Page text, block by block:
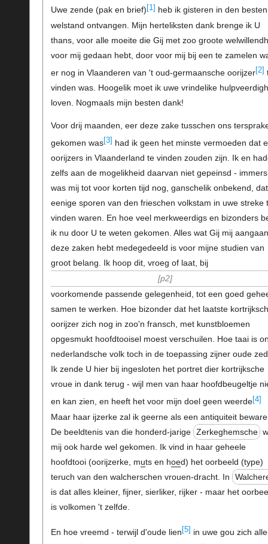
Uwe zende (pak en brief) [1] heb ik gisteren in den besten
welstand ontvangen. Mijn herteliksten dank brenge ik U
thans, voor alle moeite die Gij met zoo groote
voor mij gedaan hebt, door voor mij bij een te zamelen
er nog in Vlaanderen van 't oud-germaansche oorijzer[2]
vinden was. Hoogelik moet ik uwe vrindelike
loven. Nogmaals mijn besten dank!
Voor drij maanden, eer deze zake tusschen ons
gekomen was[3]
had ik geen het minste vermoeden dat
oorijzers in Vlaanderland te vinden zouden zijn. Ik en
zelfs aan de mogelikheid daarvan niet gepeinsd - immers
was mij tot voor korten tijd nog, ganschelik onbekend,
eenige sporen van den frieschen volkstam in uwe streke
vinden waren. En hoe veel merkweerdigs en bizonders
ik nu door U te weten gekomen. Alles wat Gij mij
deze zaken hebt medegedeeld is voor mijne studien van
groot belang. Ik hoop dit, vroeg of laat, bij
p2
voorkomende passende gelegenheid, tot een goed
samen te werken. Hoe bizonder dat het laatste
oorijzer zich nog in zoo'n fransch, met kunstbloemen
opgesmukt hoofdtooisel moest verschuilen. Hoe taai is
nederlandsche volk toch in de toepassing zijner oude
Ik zende U hier bij ingesloten het portret dier kortrijksche
vroue in dank terug - wijl men van haar hoofdbeugeltje
en kan zien, en heeft het voor mijn doel geen weerde[4]
Maar haar ijzerke zal ik geerne als een antiquiteit
De beeldtenis van die honderd-jarige Zerkeghemsche
mij ook harde wel gekomen. Ik vind in haar geheele
hoofdtooi (oorijzerke, muts en hoed) het oorbeeld (type)
teruch van den walcherschen vrouen-dracht. In
is dat alles kleiner, fijner, sierliker, rijker - maar het
is volkomen 't zelfde.
En hoe vreemd - terwijl d'oude lien [5] in uwe gou zich